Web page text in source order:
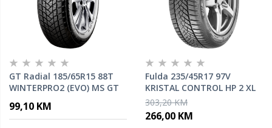
GT Radial 185/65R15 88T
WINTERPRO2 (EVO) MS GT
99,10 KM
Fulda 235/45R17 97V
KRISTAL CONTROL HP 2 XL
MS TL zimska guma
303,20 KM
266,00 KM